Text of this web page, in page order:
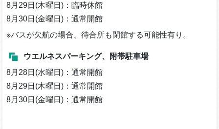
8月29日(木曜日)：臨時休館
8月30日(金曜日)：通常開館
※バスが欠航の場合、待合所も閉館する可能性有り。
ウエルネスパーキング、附帯駐車場
8月28日(水曜日)：通常開館
8月29日(木曜日)：通常開館
8月30日(金曜日)：通常開館